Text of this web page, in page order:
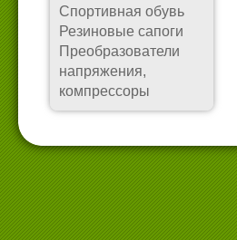
Спортивная обувь
Резиновые сапоги
Преобразователи
напряжения,
компрессоры